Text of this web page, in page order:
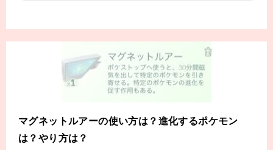
マグネットルアーの使い方は？進化するポケモン
は？やり方は？